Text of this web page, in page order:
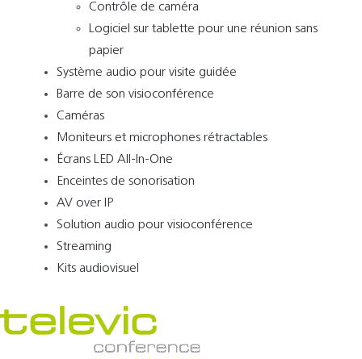
Contrôle de caméra
Logiciel sur tablette pour une réunion sans
papier
Système audio pour visite guidée
Barre de son visioconférence
Caméras
Moniteurs et microphones rétractables
Écrans LED All-In-One
Enceintes de sonorisation
AV over IP
Solution audio pour visioconférence
Streaming
Kits audiovisuel